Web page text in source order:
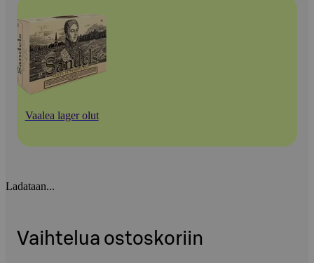
Vaalea lager olut
Ladataan...
Vaihtelua ostoskoriin